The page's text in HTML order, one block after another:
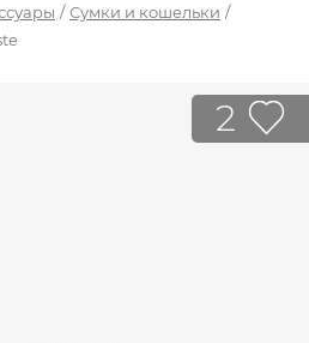
Сумки и кошельки
2